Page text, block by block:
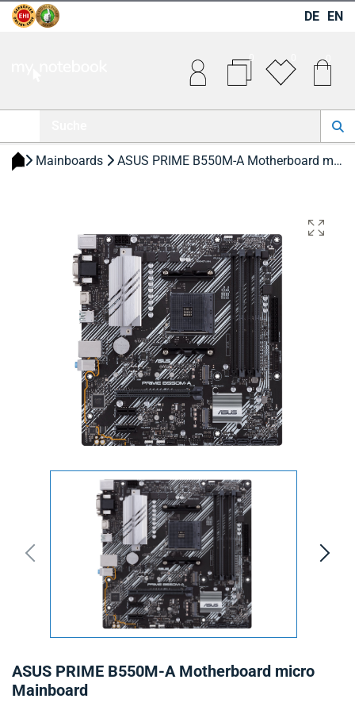
DE EN
0 0
Mainboards ASUS PRIME B550M-A Motherboard micro Mainboard
ASUS PRIME B550M-A Motherboard micro
Mainboard